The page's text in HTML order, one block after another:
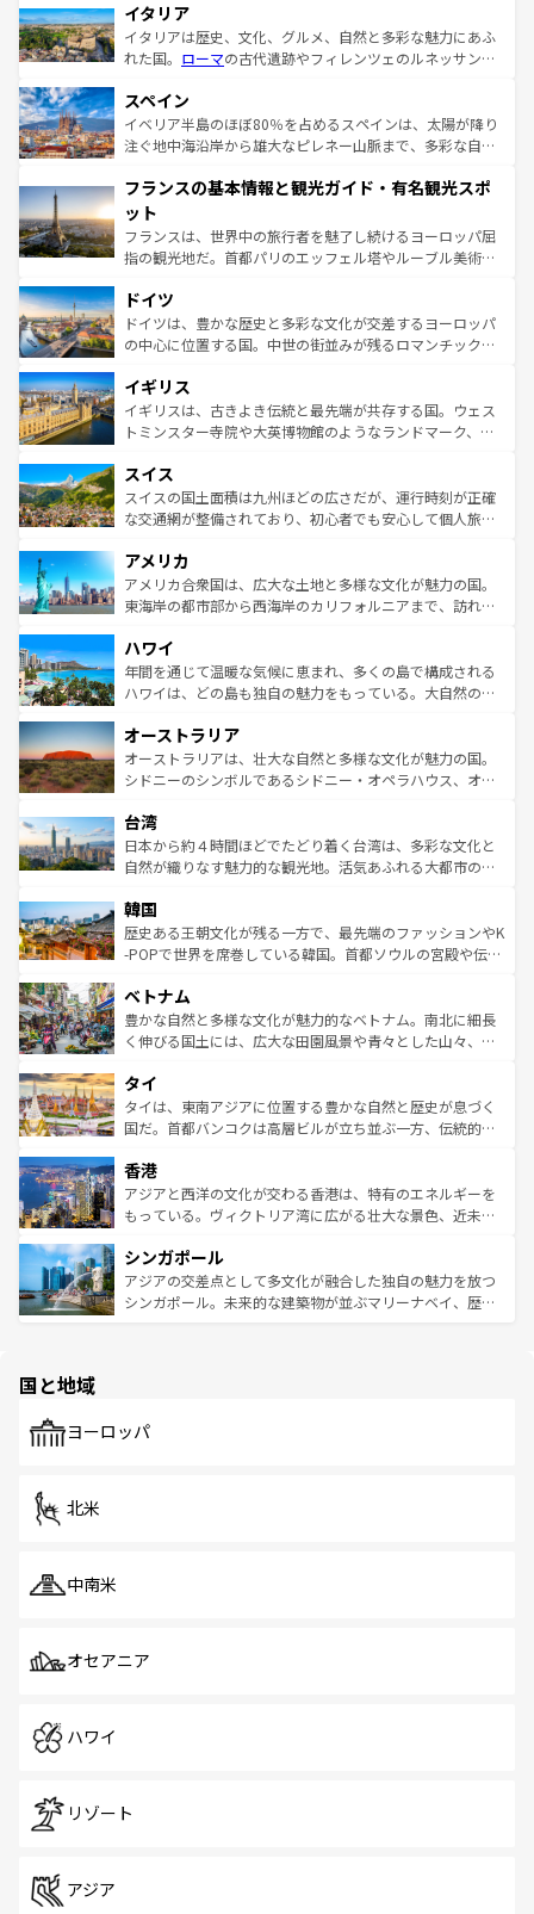
イタリア
イタリアは歴史、文化、グルメ、自然と多彩な魅力にあふ
れた国。 ローマの古代遺跡やフィレンツェのルネッサンス
ろん、トスカーナの美しい田園風景やアマルフィ海岸の絶
景など、自然景観も見逃せない。観光の合間には、本場の
ピザやパスタなど、絶品のイタリア料理を堪能することも
ませてくれるイタリアで、忘れられない旅をしてみよう！
なお、新着のイタリア情報は
しい。
スペイン
イベリア半島のほぼ80％を占めるスペインは、太陽が降り
注ぐ地中海沿岸から雄大なピレネー山脈まで、多彩な自然
文化が根付くこの国では、情熱的なフラメンコ、熱気あふ
れる闘牛、そして美味しいタパスが生活の一部となってい
る。首都マドリードの洗練された雰囲気や、バルセロナの
アートに溢れた街角から、地方では古代ローマ遺跡や中世
せる。地方によって風土や気候が異なるスペインはその個
性で訪れる人を魅了する。 なお、新着のスペイン情報は コ
ンテンツ一覧を参照してほしい。
フランスの基本情報と観光ガイド・有名観光スポ
ット
フランスは、世界中の旅行者を魅了し続けるヨーロッパ屈
指の観光地だ。首都パリのエッフェル塔やルーブル美術館
で、幅広い魅力が詰まっている。華麗な宮殿、歴史的な大
聖堂、美しいビーチ、そして豊かな自然が、訪れる者を心
から魅了する。また、フランスは美食の国としても知ら
いる。シャンパンの発祥地であるランス、プロヴァンスの
香り高いラベンダー畑など、多彩な楽しみ方が可能だ。さ
らに、パリ以外の地域にも魅力が溢れており、どの街角に
れる地方に足を運ぶとそれぞれで全く異なる文化を体験で
きるだろう。 なお、新着のフランス情報はコンテンツ一覧
を参照してほしい。
ドイツ
ドイツは、豊かな歴史と多彩な文化が交差するヨーロッパ
の中心に位置する国。中世の街並みが残るロマンチック街
顔を持つこの国は、どこを歩いても飽きることがない。ベ
ルリンの文化的活気、バイエルン州のアルプスの絶景、そ
してライン川沿いのワイン畑といった風景は必見。ビール
は、お酒好きな人にはぜひ体験してほしい。 なお、新着の
ドイツ情報はコンテンツ一覧を参照してほしい。
イギリス
イギリスは、古きよき伝統と最先端が共存する国。ウェス
トミンスター寺院や大英博物館のようなランドマーク、歴
リアごとに異なる魅力がある。また、優雅なアフタヌーン
ティー、ビール好きにはたまらない英国パブ、サッカー観
戦など、本場だからこそできる体験も豊富。イギリスを旅
ンツ一覧を参照してほしい。
スイス
スイスの国土面積は九州ほどの広さだが、運行時刻が正確
な交通網が整備されており、初心者でも安心して個人旅行
の建物がそのまま残る町や、スイスならではのユニークな
博物館もあり、アルプス観光だけでなく町歩きも満喫する
ことができる。国民の所得が高いため物価も高いが、旅行
ば市内交通費無料で観光を楽しむこともできる。 なお、新
着のスイス情報はコンテンツ一覧 を参照してほしい。
アメリカ
アメリカ合衆国は、広大な土地と多様な文化が魅力の国。
東海岸の都市部から西海岸のカリフォルニアまで、訪れる
のような巨大都市は、観光、ショッピング、エンターテイ
ンメントが詰まった刺激的なスポットだ。一方、アメリカ
西部には大自然が広がり、グランドキャニオンやイエロー
部のニューオーリンズでは、音楽と美食が融合した独特の
文化が魅力。旅行者はアメリカの各地域で異なる魅力を楽
しみながら、その多様性と豊かな歴史を感じることができ
ならではの贅沢な旅のスタイルだ。 なお、新着のアメリカ
情報はコンテンツ一覧を参照してほしい。
ハワイ
年間を通じて温暖な気候に恵まれ、多くの島で構成される
ハワイは、どの島も独自の魅力をもっている。大自然の神
ワイ島は見逃せない。また、定番の観光地といえばオアフ
島だが、静かな自然を求めるならマウイ島やカウアイ島が
おすすめ。エメラルドグリーンに輝く海をはじめ、豊かな
れるおもてなしの心で訪れる人々を迎えてくれるハワイの
人々、おいしいローカルフードやハワイアンミュージッ
ク、伝統的なフラダンスなど、すべてがハワイの魅力を彩
ワイを、存分に味わってほしい。 なお、新着のハワイ情報
はコンテンツ一覧を参照してほしい。
オーストラリア
オーストラリアは、壮大な自然と多様な文化が魅力の国。
シドニーのシンボルであるシドニー・オペラハウス、オー
リアリーフや大陸中央部にそびえるウルル（エアーズロッ
ク）、タスマニアの美しい原生林やケアンズの熱帯雨林な
ど、見どころがたくさん。また、カフェやワイン、オージ
いる。アクティビティも充実しており、サーフィンやダイ
ビング、ハイキングなど、アウトドア好きにはたまらな
い。オーストラリアの多彩な魅力を存分に味わいつくそ
参照してほしい。
台湾
日本から約４時間ほどでたどり着く台湾は、多彩な文化と
自然が織りなす魅力的な観光地。活気あふれる大都市の台
ン）、静ひつな山岳地帯である台湾東部など、都市の喧騒
と山間の静けさが共存しており、訪れる人に新しい発見と
驚きをもたらしてくれる。また、奥深い台湾の食文化も魅
容にもいいと評判のスイーツなど、バラエティ豊かな料理
が味わえる。 なお、新着の台湾情報は コンテンツ一覧を参
照してほしい。
韓国
歴史ある王朝文化が残る一方で、最先端のファッションやK
-POPで世界を席巻している韓国。首都ソウルの宮殿や伝統
き、地方に足を延ばせば四季折々の自然美を楽しむことが
できる。そして、キムチや焼肉、絶品のストリートフード
まで、さまざまな韓国料理が待っている。夜には、韓国な
リティに包まれながら、韓国の多彩な魅力を心ゆくまで味
わってみてほしい。 なお、新着の韓国情報はコンテンツ一
覧を参照してほしい。
ベトナム
豊かな自然と多様な文化が魅力的なベトナム。南北に細長
く伸びる国土には、広大な田園風景や青々とした山々、世
急速な発展と共に伝統が息づく。ハノイの古い町並みやホ
ーチミン市のフランス統治時代の建物も、独特の雰囲気を
醸し出している。また、バラエティの豊かさとおいしさで
とつ。フォーやバインミー、ベトナムコーヒーなどは、ぜ
ひ現地で味わいたい。どの地域を訪れてもあたたかい人々
が旅行者を迎えてくれるので、きっと忘れられない旅にな
参照してほしい。
タイ
タイは、東南アジアに位置する豊かな自然と歴史が息づく
国だ。首都バンコクは高層ビルが立ち並ぶ一方、伝統的な
の活気が交差している。北部ではチェンマイなどの山岳地
帯で自然と触れ合い、南部ではプーケットやクラビの美し
いビーチでリゾート気分を楽しむことができる。タイ料理
激する。気候は一年中温暖で、どの季節にも異なる楽しみ
が待っている。親しみやすいタイの人々、仏教を中心とし
た文化、そして多様な観光資源が、訪れる旅人を魅了し続
香港
アジアと西洋の文化が交わる香港は、特有のエネルギーを
もっている。ヴィクトリア湾に広がる壮大な景色、近未来
み、どこを訪れても感動するはず。観光スポットが密集し
ており、効率よく見どころを回れるのも魅力。息をのむよ
うな絶景から文化的な体験まで、香港を存分に楽しみ尽く
シンガポール
アジアの交差点として多文化が融合した独自の魅力を放つ
シンガポール。未来的な建築物が並ぶマリーナベイ、歴史
で、ホーカーズは地元の風情を楽しめる外せないスポット
国と地域
ヨーロッパ
北米
中南米
オセアニア
ハワイ
リゾート
アジア